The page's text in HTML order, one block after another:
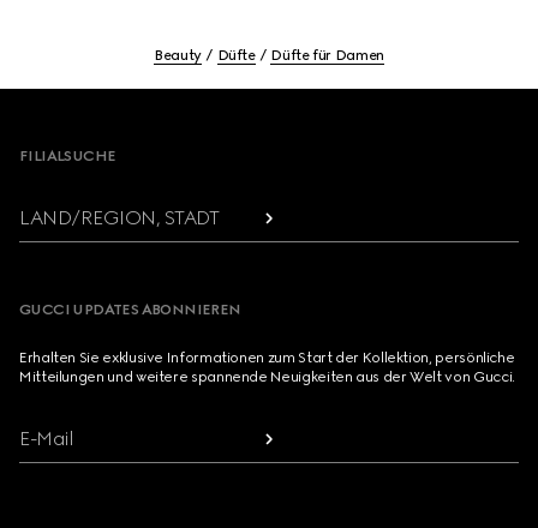
Beauty Düfte Düfte für Damen
FILIALSUCHE
LAND/REGION, STADT
GUCCI UPDATES ABONNIEREN
Erhalten Sie exklusive Informationen zum Start der Kollektion, persönliche
Mitteilungen und weitere spannende Neuigkeiten aus der Welt von Gucci.
E-Mail